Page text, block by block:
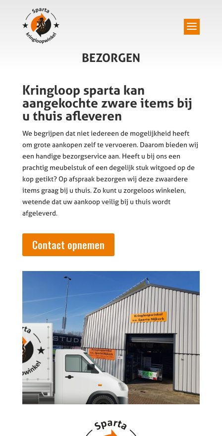
BEZORGEN
Kringloop sparta kan
aangekochte zware items bij
u thuis afleveren
We begrijpen dat niet iedereen de mogelijkheid heeft
om grote aankopen zelf te vervoeren. Daarom bieden wij
een handige bezorgservice aan. Heeft u bij ons een
prachtig meubelstuk of een degelijk stuk witgoed op de
kop getikt? Op afspraak bezorgen wij deze zwaardere
items graag bij u thuis. Zo kunt u zorgeloos winkelen,
wetende dat uw aankoop veilig bij u thuis wordt
afgeleverd.
Contact opnemen